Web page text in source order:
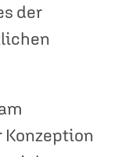
der
Konzeption